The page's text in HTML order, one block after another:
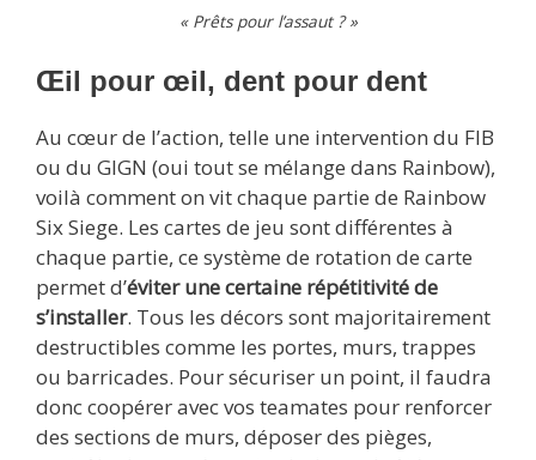
« Prêts pour l’assaut ? »
Œil pour œil, dent pour dent
Au cœur de l’action, telle une intervention du FIB
ou du GIGN (oui tout se mélange dans Rainbow),
voilà comment on vit chaque partie de Rainbow
Six Siege. Les cartes de jeu sont différentes à
chaque partie, ce système de rotation de carte
permet d’éviter une certaine répétitivité de
s’installer. Tous les décors sont majoritairement
destructibles comme les portes, murs, trappes
ou barricades. Pour sécuriser un point, il faudra
donc coopérer avec vos teamates pour renforcer
des sections de murs, déposer des pièges,